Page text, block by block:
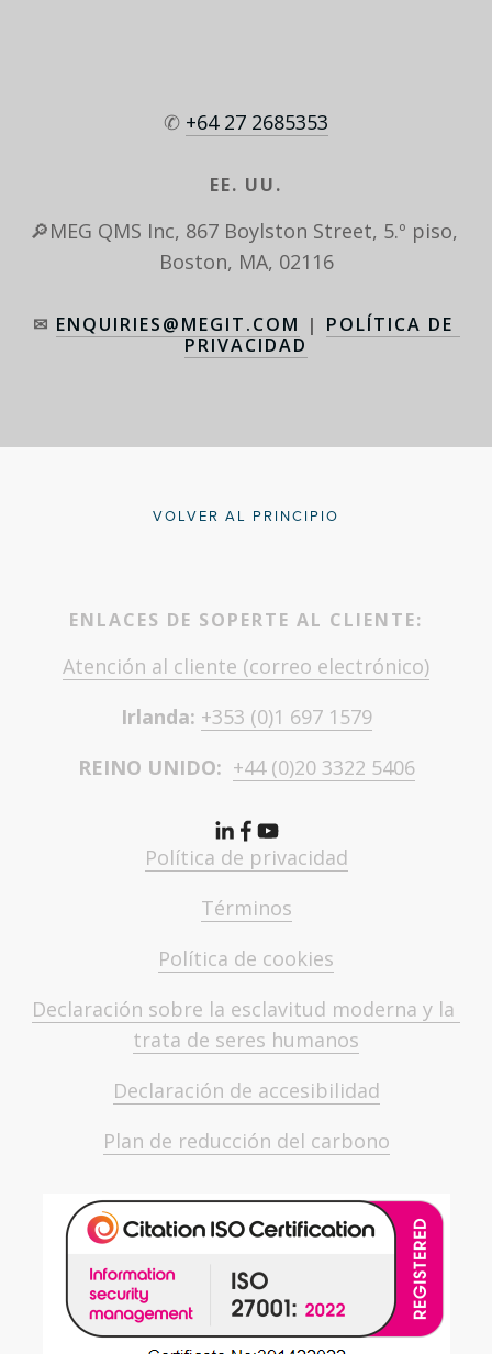
✆ +64 27 2685353
EE. UU.
🔎MEG QMS Inc, 867 Boylston Street, 5.º piso,
Boston, MA, 02116
✉ ENQUIRIES@MEGIT.COM | POLÍTICA DE
PRIVACIDAD
VOLVER AL PRINCIPIO
ENLACES DE SOPERTE AL CLIENTE:
Atención al cliente (correo electrónico)
Irlanda: +353 (0)1 697 1579
REINO UNIDO: +44 (0)20 3322 5406
Política de privacidad
Términos
Política de cookies
Declaración sobre la esclavitud moderna y la
trata de seres humanos
Declaración de accesibilidad
Plan de reducción del carbono